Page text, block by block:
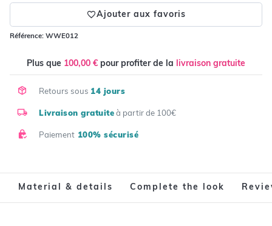
Ajouter aux favoris
Référence: WWE012
Plus que 100,00 € pour profiter de la livraison gratuite
Retours sous 14 jours
Livraison gratuite à partir de 100€
Paiement 100% sécurisé
Material & details Complete the look